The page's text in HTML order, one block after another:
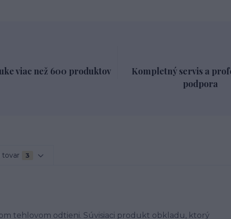
viac než 600 produktov
Kompletný servis a
podpora
tovar 3
tehlovom odtieni. Súvisiaci produkt obkladu, ktorý